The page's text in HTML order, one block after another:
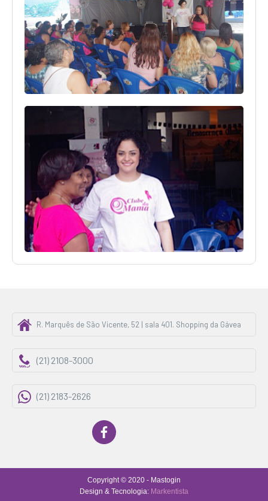
R. Marquês de São Vicente, 52 | sala 401. Shopping da Gávea
(21) 2108-3000
(21) 2183-2626
Copyright © 2020 - Mastogin
Design & Tecnologia: Markentista